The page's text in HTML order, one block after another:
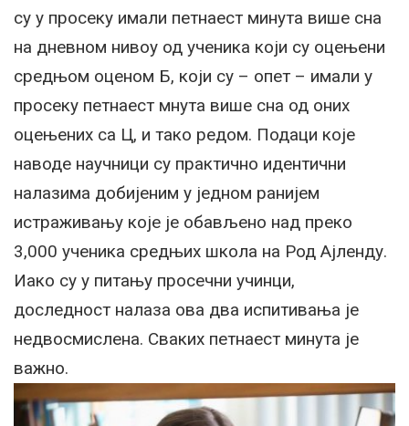
су у просеку имали петнаест минута више сна
на дневном нивоу од ученика који су оцењени
средњом оценом Б, који су – опет – имали у
просеку петнаест мнута више сна од оних
оцењених са Ц, и тако редом. Подаци које
наводе научници су практично идентични
налазима добијеним у једном ранијем
истраживању које је обављено над преко
3,000 ученика средњих школа на Род Ајленду.
Иако су у питању просечни учинци,
доследност налаза ова два испитивања је
недвосмислена. Сваких петнаест минута је
важно.